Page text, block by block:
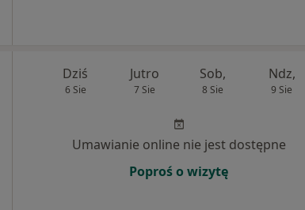
Dziś
6 Sie
Jutro
7 Sie
Sob,
8 Sie
Ndz,
9 Sie
Umawianie online nie jest dostępne
Poproś o wizytę